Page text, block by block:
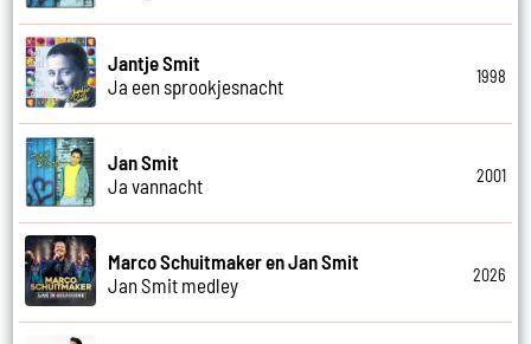
Jantje Smit
Ja een sprookjesnacht
1998
Jan Smit
Ja vannacht
2001
Marco Schuitmaker en Jan Smit
Jan Smit medley
2026